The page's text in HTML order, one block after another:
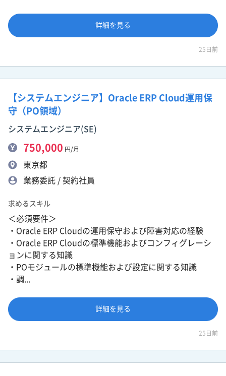
詳細を見る
25日前
【システムエンジニア】Oracle ERP Cloud運用保
守（PO領域）
システムエンジニア(SE)
750,000 円/月
東京都
業務委託 / 契約社員
求めるスキル
＜必須要件＞
・Oracle ERP Cloudの運用保守および障害対応の経験
・Oracle ERP Cloudの標準機能およびコンフィグレーシ
ョンに関する知識
・POモジュールの標準機能および設定に関する知識
・調...
詳細を見る
25日前